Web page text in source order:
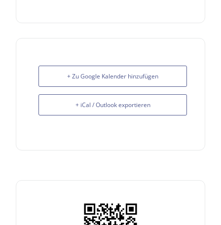
+ Zu Google Kalender hinzufügen
+ iCal / Outlook exportieren